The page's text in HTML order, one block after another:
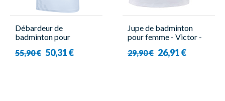
Débardeur de
badminton pour
50002 A
55,90 € 50,31 €
Jupe de badminton
pour femme - Victor -
29,90 € 26,91 €